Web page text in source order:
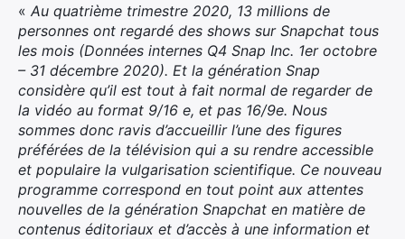
« Au quatrième trimestre 2020, 13 millions de
personnes ont regardé des shows sur Snapchat tous
les mois (Données internes Q4 Snap Inc. 1er octobre
– 31 décembre 2020). Et la génération Snap
considère qu’il est tout à fait normal de regarder de
la vidéo au format 9/16 e, et pas 16/9e. Nous
sommes donc ravis d’accueillir l’une des figures
préférées de la télévision qui a su rendre accessible
et populaire la vulgarisation scientifique. Ce nouveau
programme correspond en tout point aux attentes
nouvelles de la génération Snapchat en matière de
contenus éditoriaux et d’accès à une information et